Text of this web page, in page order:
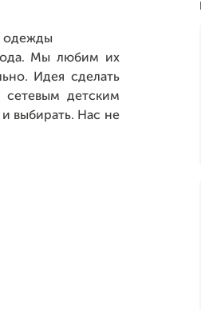
одежды
Мы любим их
Идея сделать
детским
выбирать. Нас не